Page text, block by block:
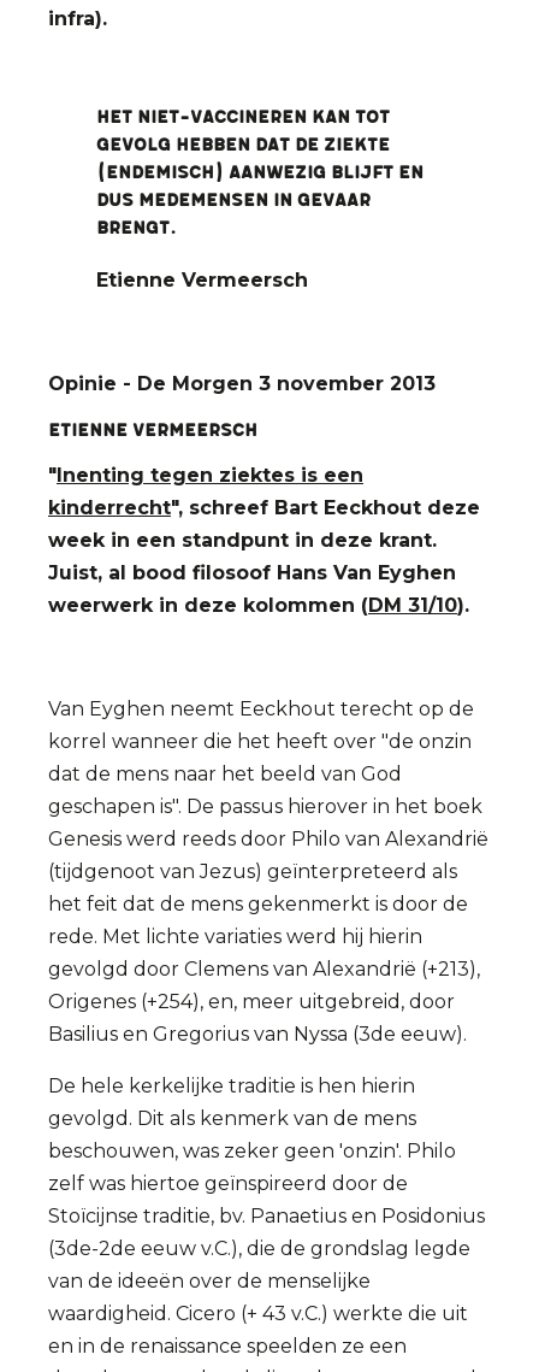
infra).
Het niet-vaccineren kan tot
gevolg hebben dat de ziekte
(endemisch) aanwezig blijft en
dus medemensen in gevaar
brengt.
Etienne Vermeersch
Opinie - De Morgen 3 november 2013
Etienne Vermeersch
"Inenting tegen ziektes is een
kinderrecht", schreef Bart Eeckhout deze
week in een standpunt in deze krant.
Juist, al bood filosoof Hans Van Eyghen
weerwerk in deze kolommen (DM 31/10).
Van Eyghen neemt Eeckhout terecht op de
korrel wanneer die het heeft over "de onzin
dat de mens naar het beeld van God
geschapen is". De passus hierover in het boek
Genesis werd reeds door Philo van Alexandrië
(tijdgenoot van Jezus) geïnterpreteerd als
het feit dat de mens gekenmerkt is door de
rede. Met lichte variaties werd hij hierin
gevolgd door Clemens van Alexandrië (+213),
Origenes (+254), en, meer uitgebreid, door
Basilius en Gregorius van Nyssa (3de eeuw).
De hele kerkelijke traditie is hen hierin
gevolgd. Dit als kenmerk van de mens
beschouwen, was zeker geen 'onzin'. Philo
zelf was hiertoe geïnspireerd door de
Stoïcijnse traditie, bv. Panaetius en Posidonius
(3de-2de eeuw v.C.), die de grondslag legde
van de ideeën over de menselijke
waardigheid. Cicero (+ 43 v.C.) werkte die uit
en in de renaissance speelden ze een